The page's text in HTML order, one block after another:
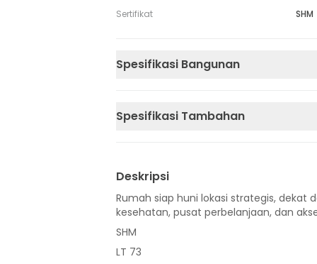
Sertifikat SHM
Spesifikasi Bangunan
Spesifikasi Tambahan
Deskripsi
Rumah siap huni lokasi strategis, dekat
kesehatan, pusat perbelanjaan, dan
SHM
LT 73